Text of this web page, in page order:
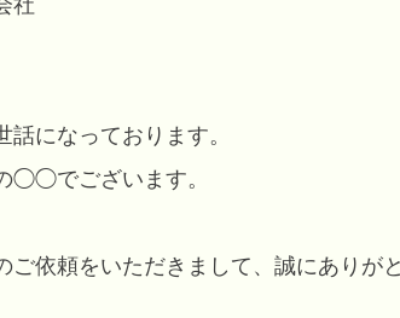
社
話になっております。
でございます。
ご依頼をいただきまして、誠にありが